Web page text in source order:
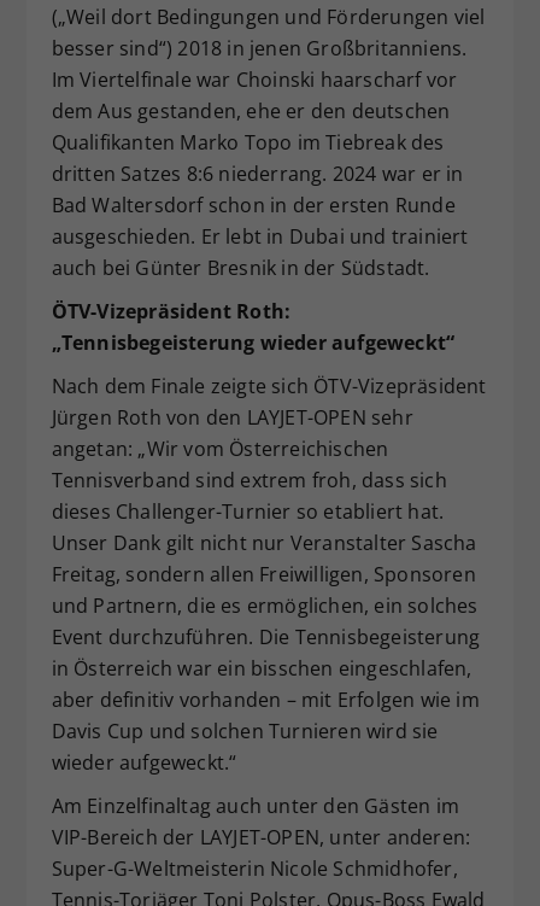
(„Weil dort Bedingungen und Förderungen viel
besser sind“) 2018 in jenen Großbritanniens.
Im Viertelfinale war Choinski haarscharf vor
dem Aus gestanden, ehe er den deutschen
Qualifikanten Marko Topo im Tiebreak des
dritten Satzes 8:6 niederrang. 2024 war er in
Bad Waltersdorf schon in der ersten Runde
ausgeschieden. Er lebt in Dubai und trainiert
auch bei Günter Bresnik in der Südstadt.
ÖTV-Vizepräsident Roth:
„Tennisbegeisterung wieder aufgeweckt“
Nach dem Finale zeigte sich ÖTV-Vizepräsident
Jürgen Roth von den LAYJET-OPEN sehr
angetan: „Wir vom Österreichischen
Tennisverband sind extrem froh, dass sich
dieses Challenger-Turnier so etabliert hat.
Unser Dank gilt nicht nur Veranstalter Sascha
Freitag, sondern allen Freiwilligen, Sponsoren
und Partnern, die es ermöglichen, ein solches
Event durchzuführen. Die Tennisbegeisterung
in Österreich war ein bisschen eingeschlafen,
aber definitiv vorhanden – mit Erfolgen wie im
Davis Cup und solchen Turnieren wird sie
wieder aufgeweckt.“
Am Einzelfinaltag auch unter den Gästen im
VIP-Bereich der LAYJET-OPEN, unter anderen:
Super-G-Weltmeisterin Nicole Schmidhofer,
Tennis-Torjäger Toni Polster, Opus-Boss Ewald